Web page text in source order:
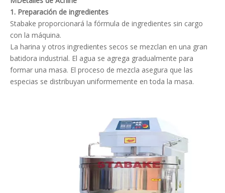
1. Preparación de ingredientes
Stabake proporcionará la fórmula de ingredientes sin cargo
con la máquina.
La harina y otros ingredientes secos se mezclan en una gran
batidora industrial. El agua se agrega gradualmente para
formar una masa. El proceso de mezcla asegura que las
especias se distribuyan uniformemente en toda la masa.